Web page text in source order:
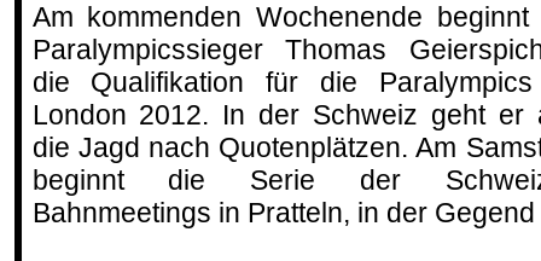
Am kommenden Wochenende beginnt
Paralympicssieger Thomas
die Qualifikation für die
London 2012. In der Schweiz geht er
die Jagd nach Quotenplätzen. Am
beginnt die Serie der
Bahnmeetings in Pratteln, in der